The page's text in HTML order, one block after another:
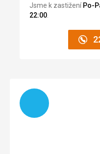
rodinu, takže jsme jezdili
výhledem.Stojí za to jet
Jsme k zastižení Po-
22:00
Načítám